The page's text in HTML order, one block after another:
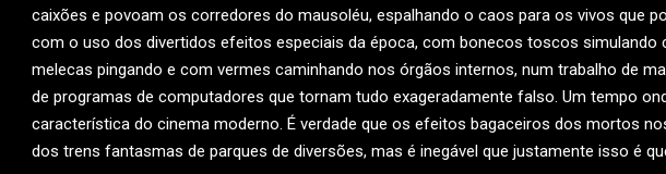
caixões e povoam os corredores do mausoléu, espalhando o caos para os vivos que
com o uso dos divertidos efeitos especiais da época, com bonecos toscos simulando
melecas pingando e com vermes caminhando nos órgãos internos, num trabalho de
de programas de computadores que tornam tudo exageradamente falso. Um tempo
característica do cinema moderno. É verdade que os efeitos bagaceiros dos mortos
dos trens fantasmas de parques de diversões, mas é inegável que justamente isso é